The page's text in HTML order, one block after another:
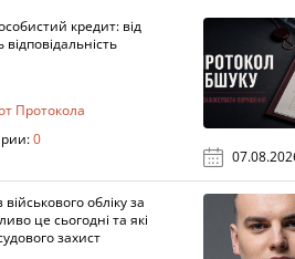
кредит: від
Протокола
0
обліку за
це сьогодні та які
захист